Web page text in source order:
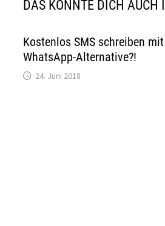
DAS KÖNNTE DICH AUCH
Kostenlos SMS schreiben
WhatsApp-Alternative?!
24. Juni 2018